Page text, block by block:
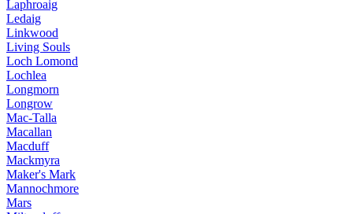
Laphroaig
Ledaig
Linkwood
Living Souls
Loch Lomond
Lochlea
Longmorn
Longrow
Mac-Talla
Macallan
Macduff
Mackmyra
Maker's Mark
Mannochmore
Mars